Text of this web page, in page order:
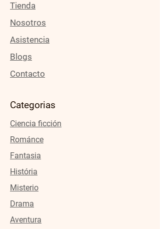
Tienda
Nosotros
Asistencia
Blogs
Contacto
Categorias
Ciencia ficción
Románce
Fantasia
História
Misterio
Drama
Aventura